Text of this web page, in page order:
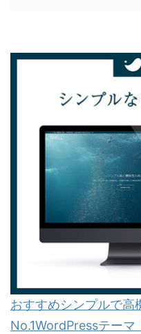
おすすめシンプルで高
No.1WordPressテーマ